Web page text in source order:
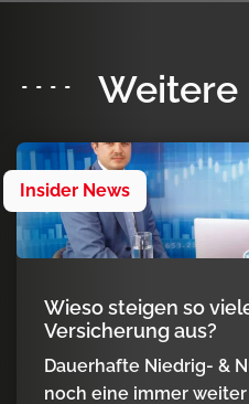
Weitere
Insider News
Wieso steigen so
Versicherung aus?
Dauerhafte Niedrig- &
noch eine immer